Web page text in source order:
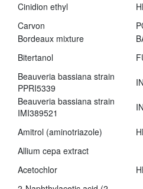
Cinidion ethyl
Carvon
Bordeaux mixture
Bitertanol
Beauveria bassiana strain
PPRI5339
IN
Beauveria bassiana strain
IMI389521
IN
Amitrol (aminotriazole)
Allium cepa extract
Acetochlor